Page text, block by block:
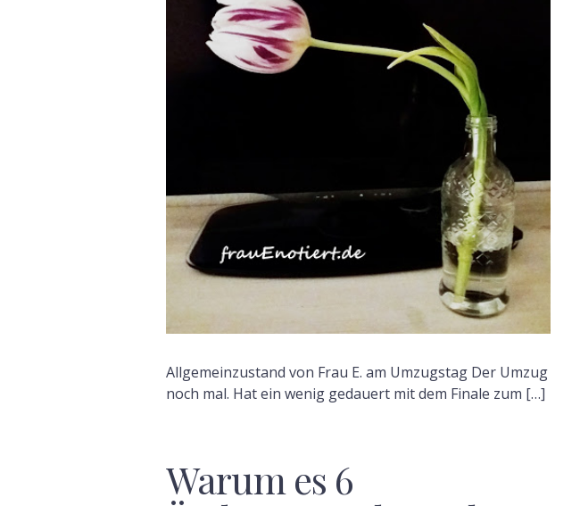
F
Allgemeinzustand von Frau E. am Umzugstag Der Umzug
noch mal. Hat ein wenig gedauert mit dem Finale zum […]
Warum es 6